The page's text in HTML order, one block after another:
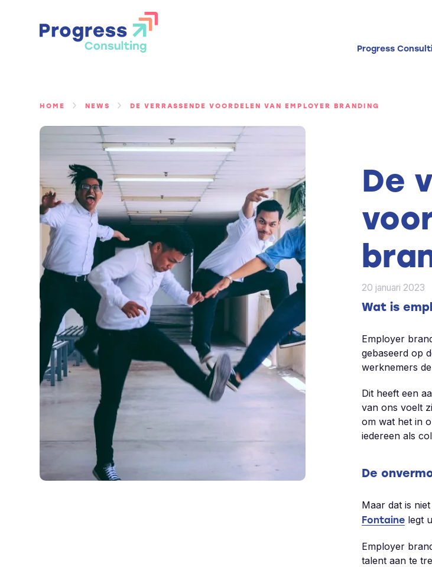
Progress
HOME NEWS DE VERRASSENDE VOORDELEN VAN EMPLOYER BRANDING
De
20 januari 2023
Wat is
Employer
gebaseerd op
werknemers
Dit heeft een
van ons voelt
om wat het in
iedereen als
De
Maar dat is
Fontainelegt
Employer
talent aan te